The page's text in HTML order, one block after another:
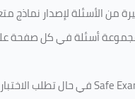
الأسئلة لإصدار نماذج
أسئلة في كل صفحة
Safeفي حال تطلب